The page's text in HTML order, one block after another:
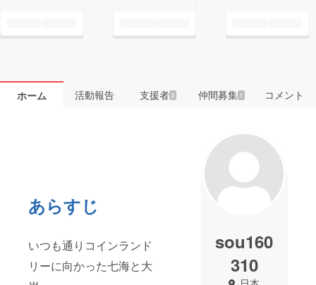
ホーム 活動報告 支援者3 仲間募集 1 コメント
あらすじ
いつも通りコインランド
リーに向かった七海と大
sou160
310